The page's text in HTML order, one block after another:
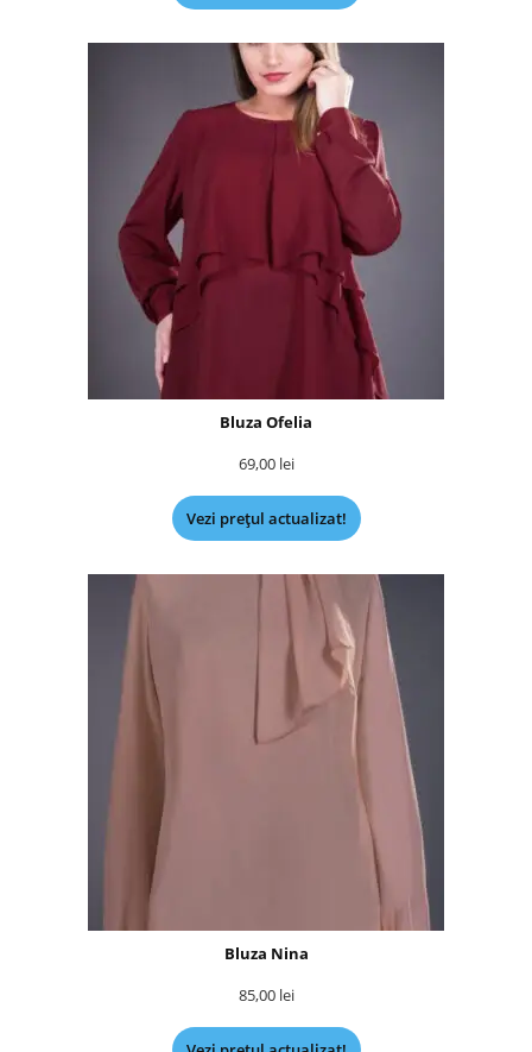
Bluza Ofelia
69,00 lei
Vezi prețul actualizat!
Bluza Nina
85,00 lei